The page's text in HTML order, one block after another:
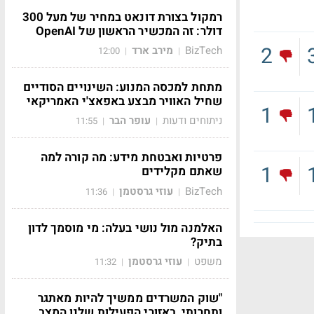
2
1
1
1
1
רמקול בצורת דונאט במחיר של מעל 300
דולר: זה המכשיר הראשון של OpenAI
BizTech
| מירב ארד |
12:00
מתחת למכסה המנוע: השינויים הסודיים
שחיל האוויר מבצע באפאצ'י האמריקאי
ניתוחים ודעות | עופר הבר |
11:55
פרטיות ואבטחת מידע: מה קורה למה
שאתם מקלידים
BizTech
| עוזי גרסטמן |
11:36
האלמנה מול נושי בעלה: מי מוסמך לדון
בתיק?
משפט | עוזי גרסטמן |
11:32
"שוק המשרדים ממשיך להיות מאתגר